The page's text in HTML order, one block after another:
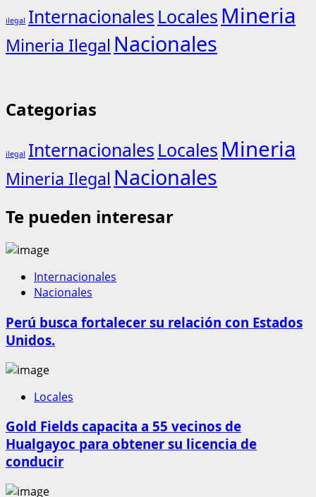
ilegal Internacionales Locales Mineria
Mineria Ilegal Nacionales
Categorias
ilegal Internacionales Locales Mineria
Mineria Ilegal Nacionales
Te pueden interesar
Internacionales
Nacionales
Perú busca fortalecer su relación con Estados
Unidos.
Locales
Gold Fields capacita a 55 vecinos de
Hualgayoc para obtener su licencia de
conducir